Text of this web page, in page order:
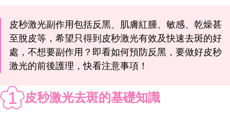
皮秒激光副作用包括反黑、肌膚紅腫、敏感、乾燥甚
至脫皮等，希望只得到皮秒激光有效及快速去斑的好
處，不想要副作用？即看如何預防反黑，要做好皮秒
激光的前後護理，快看注意事項！
1 皮秒激光去斑的基礎知識